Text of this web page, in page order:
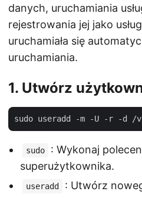
danych, uruchamiania
rejestrowania jej jako
uruchamiała się
uruchamiania.
1. Utwórz
sudo
: Wykonaj
superużytkownika.
useradd : Utwórz